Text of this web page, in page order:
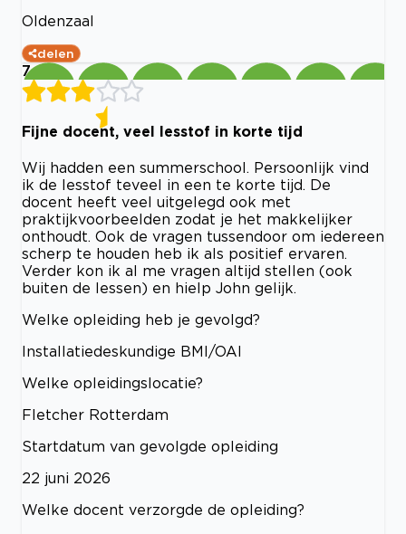
Oldenzaal
delen
7
Fijne docent, veel lesstof in korte tijd
Wij hadden een summerschool. Persoonlijk vind
ik de lesstof teveel in een te korte tijd. De
docent heeft veel uitgelegd ook met
praktijkvoorbeelden zodat je het makkelijker
onthoudt. Ook de vragen tussendoor om iedereen
scherp te houden heb ik als positief ervaren.
Verder kon ik al me vragen altijd stellen (ook
buiten de lessen) en hielp John gelijk.
Welke opleiding heb je gevolgd?
Installatiedeskundige BMI/OAI
Welke opleidingslocatie?
Fletcher Rotterdam
Startdatum van gevolgde opleiding
22 juni 2026
Welke docent verzorgde de opleiding?